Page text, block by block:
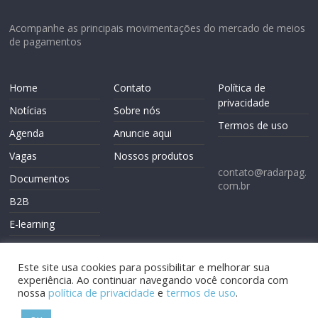
Acompanhe as principais movimentações do mercado de meios
de pagamentos
Home
Notícias
Agenda
Vagas
Documentos
B2B
E-learning
Contato
Sobre nós
Anuncie aqui
Nossos produtos
Política de
privacidade
Termos de uso
contato@radarpag.
com.br
Este site usa cookies para possibilitar e melhorar sua
experiência. Ao continuar navegando você concorda com
nossa política de privacidade e termos de uso.